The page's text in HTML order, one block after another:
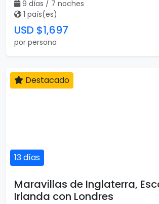
9 días / 7 noches
1 país(es)
USD $1,697
por persona
13 días
Destacado
Maravillas de Inglaterra,
Irlanda con Londres